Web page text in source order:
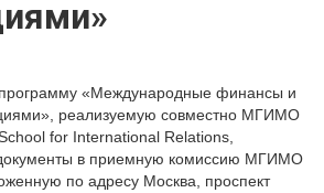
«Международные финансы и
реализуемую совместно МГИМО
for International Relations,
в приемную комиссию МГИМО
по адресу Москва, проспект